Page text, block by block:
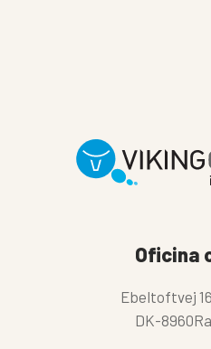
Oficina
Ebeltoftvej
DK-